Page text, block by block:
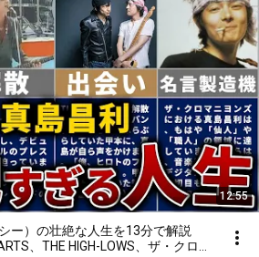
12:55
ー）の壮絶な人生を13分で解説
、THE HIGH-LOWS、ザ・クロマ